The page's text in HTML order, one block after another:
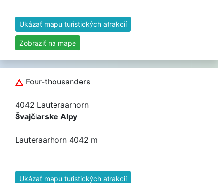
Ukázať mapu turistických atrakcií
Zobraziť na mape
Four-thousanders
4042 Lauteraarhorn
Švajčiarske Alpy
Lauteraarhorn 4042 m
Ukázať mapu turistických atrakcií